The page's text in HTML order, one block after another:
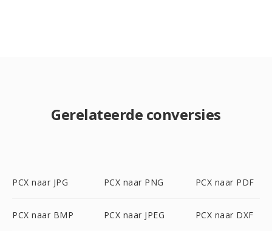
Gerelateerde conversies
PCX naar JPG PCX naar PNG PCX naar PDF
PCX naar BMP PCX naar JPEG PCX naar DXF